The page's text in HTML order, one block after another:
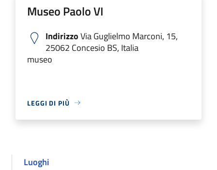
Museo Paolo VI
IndirizzoVia Guglielmo Marconi, 15,
25062 Concesio BS, Italia
museo
LEGGI DI PIÙ
Luoghi